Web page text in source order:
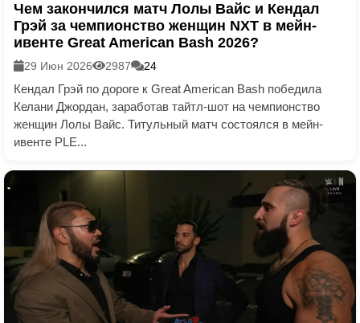
Чем закончился матч Лолы Вайс и Кендал
Грэй за чемпионство женщин NXT в мейн-
ивенте Great American Bash 2026?
29 Июн 2026 2987 24
Кендал Грэй по дороге к Great American Bash победила
Келани Джордан, заработав тайтл-шот на чемпионство
женщин Лолы Вайс. Титульный матч состоялся в мейн-
ивенте PLE...